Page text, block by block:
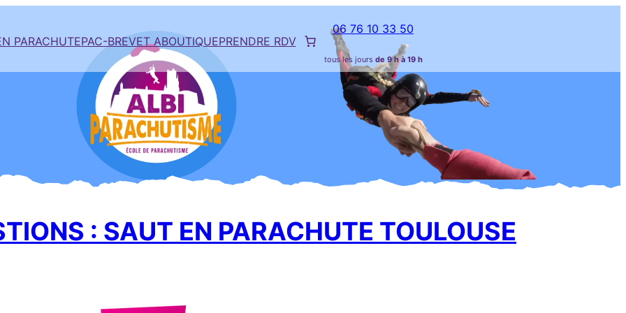
PARACHUTEPAC-BREVET ABOUTIQUEPRENDRE RDV
06 76 10 33 50
tous les jours de 9 h à 19 h
: SAUT EN PARACHUTE TOULOUSE